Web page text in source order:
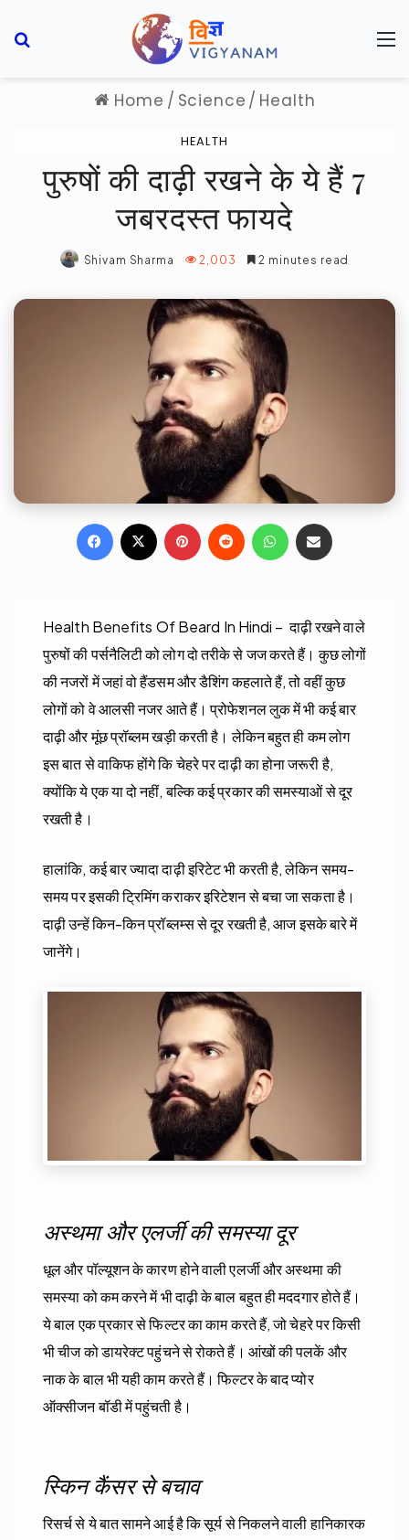
Home / Science / Health
HEALTH
पुरुषों की दाढ़ी रखने के ये हैं 7
जबरदस्त फायदे
Shivam Sharma 2,003 2 minutes read
Facebook Pinterest
Reddit WhatsApp
Health Benefits Of Beard In Hindi – दाढ़ी रखने वाले
पुरुषों की पर्सनैलिटी को लोग दो तरीके से जज करते हैं। कुछ लोगों
की नजरों में जहां वो हैंडसम और डैशिंग कहलाते हैं, तो वहीं कुछ
लोगों को वे आलसी नजर आते हैं। प्रोफेशनल लुक में भी कई बार
दाढ़ी और मूंछ प्रॉब्लम खड़ी करती है। लेकिन बहुत ही कम लोग
इस बात से वाकिफ होंगे कि चेहरे पर दाढ़ी का होना जरूरी है,
क्योंकि ये एक या दो नहीं, बल्कि कई प्रकार की समस्याओं से दूर
रखती है।
हालांकि, कई बार ज्यादा दाढ़ी इरिटेट भी करती है, लेकिन समय-
समय पर इसकी ट्रिमिंग कराकर इरिटेशन से बचा जा सकता है।
दाढ़ी उन्हें किन-किन प्रॉब्लम्स से दूर रखती है, आज इसके बारे में
जानेंगे।
अस्थमा और एलर्जी की समस्या दूर
धूल और पॉल्यूशन के कारण होने वाली एलर्जी और अस्थमा की
समस्या को कम करने में भी दाढ़ी के बाल बहुत ही मददगार होते हैं।
ये बाल एक प्रकार से फिल्टर का काम करते हैं, जो चेहरे पर किसी
भी चीज को डायरेक्ट पहुंचने से रोकते हैं। आंखों की पलकें और
नाक के बाल भी यही काम करते हैं। फिल्टर के बाद प्योर
ऑक्सीजन बॉडी में पहुंचती है।
स्किन कैंसर से बचाव
रिसर्च से ये बात सामने आई है कि सूर्य से निकलने वाली हानिकारक